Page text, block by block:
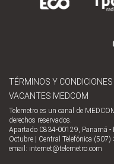
TÉRMINOS Y CONDICIONES
VACANTES MEDCOM
Telemetro es un canal de
derechos reservados.
Apartado 0834-00129, Panamá -
Octubre | Central Telefónica
email: internet@telemetro.com